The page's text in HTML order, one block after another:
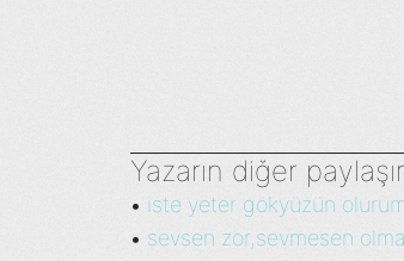
Yazarın diğer
• iste yeter gökyüzün olurum
• sevsen zor,sevmesen